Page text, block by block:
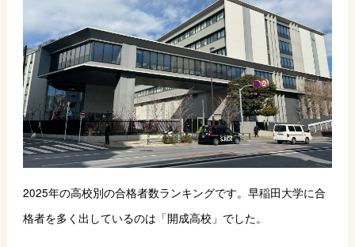
2025年の高校別の合格者数ランキングです。早稲田大学に合
格者を多く出しているのは「開成高校」でした。